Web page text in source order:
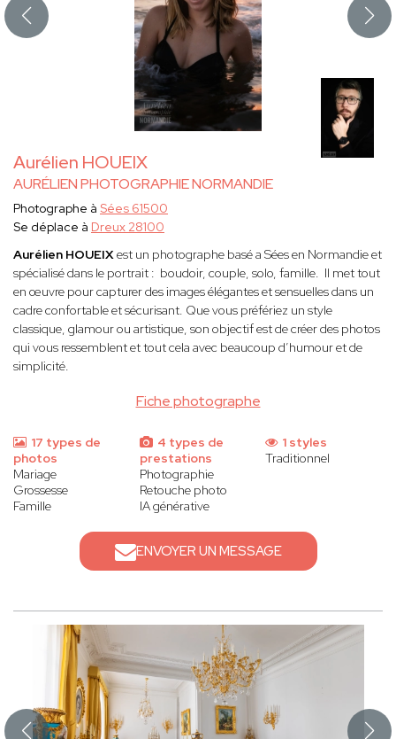
Aurélien HOUEIX
AURÉLIEN PHOTOGRAPHIE NORMANDIE
Fiche photographe
Photographe à Sées 61500
Se déplace à Dreux 28100
Aurélien HOUEIXest un photographe basé a Sées en Normandie et
spécialisé dans le portrait : boudoir, couple, solo, famille. Il met tout
en œuvre pour capturer des images élégantes et sensuelles dans un
cadre confortable et sécurisant. Que vous préfériez un style
classique, glamour ou artistique, son objectif est de créer des photos
qui vous ressemblent et tout cela avec beaucoup d’humour et de
simplicité.
17 types de
photos
Mariage
Grossesse
Famille
4 types de
prestations
Photographie
Retouche photo
IA générative
1 styles
Traditionnel
ENVOYER UN MESSAGE